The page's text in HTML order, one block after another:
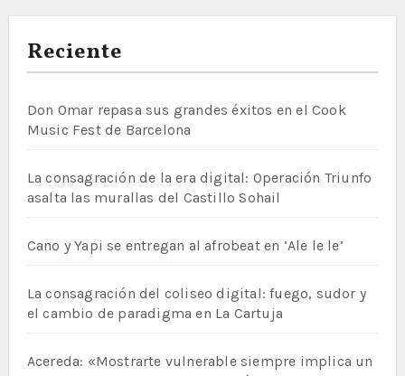
Reciente
Don Omar repasa sus grandes éxitos en el Cook
Music Fest de Barcelona
La consagración de la era digital: Operación Triunfo
asalta las murallas del Castillo Sohail
Cano y Yapi se entregan al afrobeat en ‘Ale le le’
La consagración del coliseo digital: fuego, sudor y
el cambio de paradigma en La Cartuja
Acereda: «Mostrarte vulnerable siempre implica un